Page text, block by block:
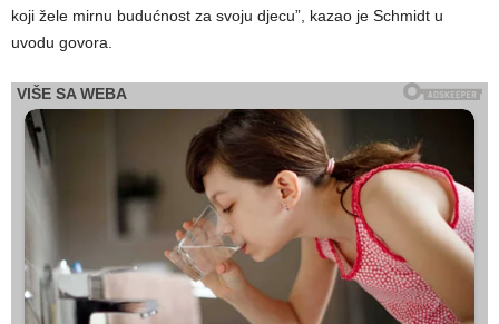
koji žele mirnu budućnost za svoju djecu”, kazao je Schmidt u
uvodu govora.